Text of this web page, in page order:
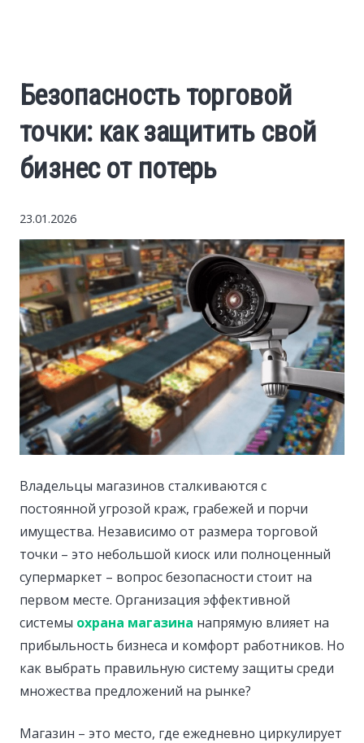
Construction
Society
Style
Tourism
Безопасность торговой
точки: как защитить свой
бизнес от потерь
23.01.2026
Владельцы магазинов сталкиваются с
постоянной угрозой краж, грабежей и порчи
имущества. Независимо от размера торговой
точки – это небольшой киоск или полноценный
супермаркет – вопрос безопасности стоит на
первом месте. Организация эффективной
системы охрана магазина напрямую влияет на
прибыльность бизнеса и комфорт работников. Но
как выбрать правильную систему защиты среди
множества предложений на рынке?
Магазин – это место, где ежедневно циркулирует